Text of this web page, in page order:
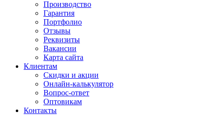
Производство
Гарантия
Портфолио
Отзывы
Реквизиты
Вакансии
Карта сайта
Клиентам
Скидки и акции
Онлайн-калькулятор
Вопрос-ответ
Оптовикам
Контакты